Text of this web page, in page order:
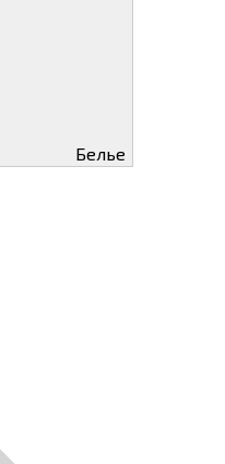
Белье